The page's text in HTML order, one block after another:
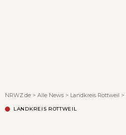
NRWZ.de > Alle News > Landkreis Rottweil >
LANDKREIS ROTTWEIL